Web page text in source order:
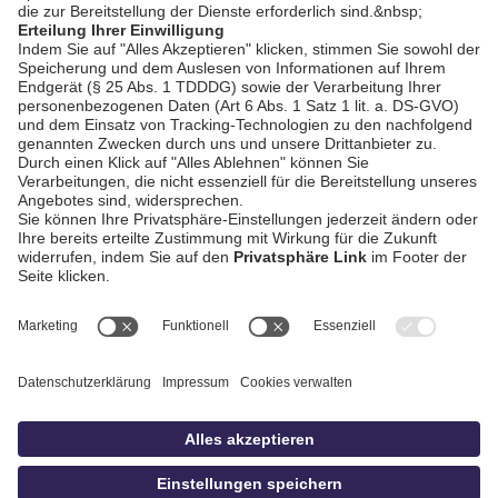
besiegen Angstgegner
AGB / Gewinnspiele
Datenschutz
Impressum
idowa